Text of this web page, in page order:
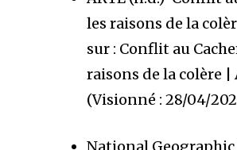
les raisons de la
sur : Conflit au
raisons de la colère |
(Visionné : 28/04/